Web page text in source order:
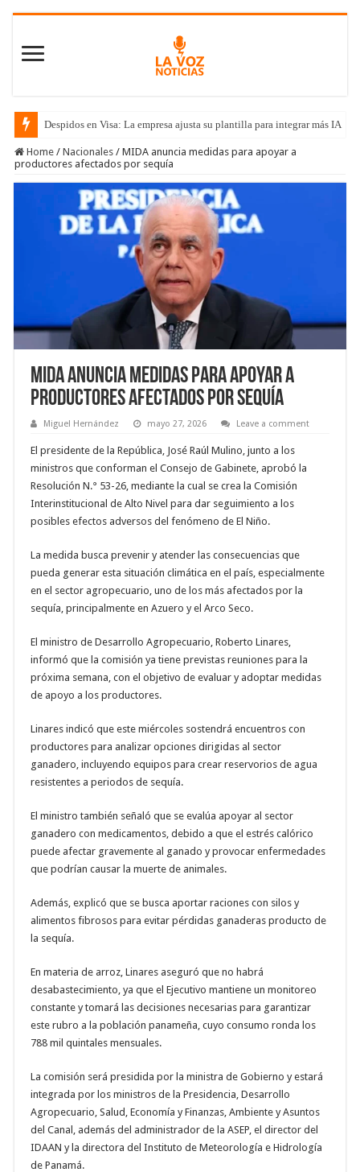
Despidos en Visa: La empresa ajusta su plantilla para integrar más IA
Home / Nacionales / MIDA anuncia medidas para apoyar a
productores afectados por sequía
MIDA anuncia medidas para apoyar a
productores afectados por sequía
Miguel Hernández mayo 27, 2026 Leave a comment
El presidente de la República, José Raúl Mulino, junto a los
ministros que conforman el Consejo de Gabinete, aprobó la
Resolución N.° 53-26, mediante la cual se crea la Comisión
Interinstitucional de Alto Nivel para dar seguimiento a los
posibles efectos adversos del fenómeno de El Niño.
La medida busca prevenir y atender las consecuencias que
pueda generar esta situación climática en el país, especialmente
en el sector agropecuario, uno de los más afectados por la
sequía, principalmente en Azuero y el Arco Seco.
El ministro de Desarrollo Agropecuario, Roberto Linares,
informó que la comisión ya tiene previstas reuniones para la
próxima semana, con el objetivo de evaluar y adoptar medidas
de apoyo a los productores.
Linares indicó que este miércoles sostendrá encuentros con
productores para analizar opciones dirigidas al sector
ganadero, incluyendo equipos para crear reservorios de agua
resistentes a periodos de sequía.
El ministro también señaló que se evalúa apoyar al sector
ganadero con medicamentos, debido a que el estrés calórico
puede afectar gravemente al ganado y provocar enfermedades
que podrían causar la muerte de animales.
Además, explicó que se busca aportar raciones con silos y
alimentos fibrosos para evitar pérdidas ganaderas producto de
la sequía.
En materia de arroz, Linares aseguró que no habrá
desabastecimiento, ya que el Ejecutivo mantiene un monitoreo
constante y tomará las decisiones necesarias para garantizar
este rubro a la población panameña, cuyo consumo ronda los
788 mil quintales mensuales.
La comisión será presidida por la ministra de Gobierno y estará
integrada por los ministros de la Presidencia, Desarrollo
Agropecuario, Salud, Economía y Finanzas, Ambiente y Asuntos
del Canal, además del administrador de la ASEP, el director del
IDAAN y la directora del Instituto de Meteorología e Hidrología
de Panamá.